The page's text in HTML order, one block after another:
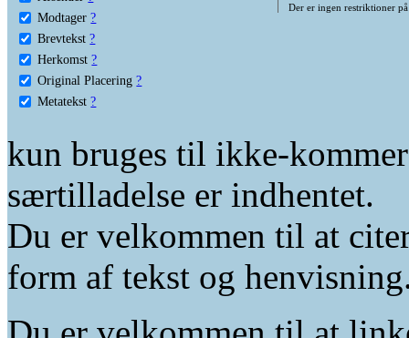
Modtager ?
Brevtekst ?
Herkomst ?
Original Placering ?
Metatekst ?
Der er ingen restriktioner
kun bruges til ikke-
særtilladelse er indhentet.
Du er velkommen til at
form af tekst og